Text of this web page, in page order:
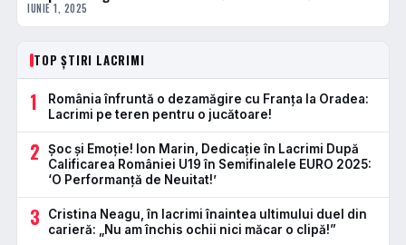
IUNIE 1, 2025
TOP ȘTIRI LACRIMI
1
România înfruntă o dezamăgire cu Franța la Oradea:
Lacrimi pe teren pentru o jucătoare!
2
Șoc și Emoție! Ion Marin, Dedicație în Lacrimi După
Calificarea României U19 în Semifinalele EURO 2025:
‘O Performanță de Neuitat!’
3
Cristina Neagu, în lacrimi înaintea ultimului duel din
carieră: „Nu am închis ochii nici măcar o clipă!”